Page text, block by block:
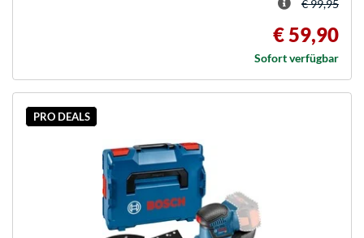
€ 99,95
€ 59,90
Sofort verfügbar
PRO DEALS